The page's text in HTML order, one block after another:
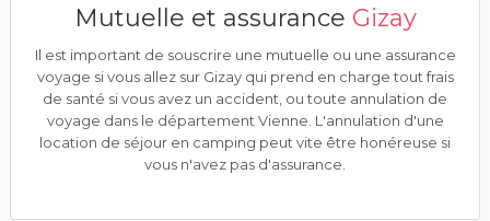
Mutuelle et assurance Gizay
Il est important de souscrire une mutuelle ou une assurance
voyage si vous allez sur Gizay qui prend en charge tout frais
de santé si vous avez un accident, ou toute annulation de
voyage dans le département Vienne. L'annulation d'une
location de séjour en camping peut vite être honéreuse si
vous n'avez pas d'assurance.